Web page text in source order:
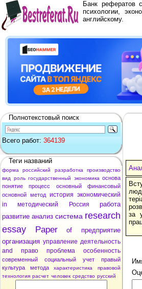
Банк рефератов
психологии,
английскому.
Полнотекстовый поиск
Всего работ: 364139
Теги названий
форма российский разработка
производство
вид
роль государственный экономика основа
понятие
процесс основный
финансовый
основной метод история экономический
in
методический Россия
работа
развитие анализ система research
essay
Paper of
предприятие
организация управление деятельность
and
право проблема особенность
современный социальный учет
правый
культура
метода характеристика
правовой
технология расчет человек средство русский
за